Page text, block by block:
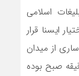
اسلامی
ایسنا قرار
از میدان
سمت میدان امام(ره) ساعت ۹:۳۰ دقیقه صبح بوده